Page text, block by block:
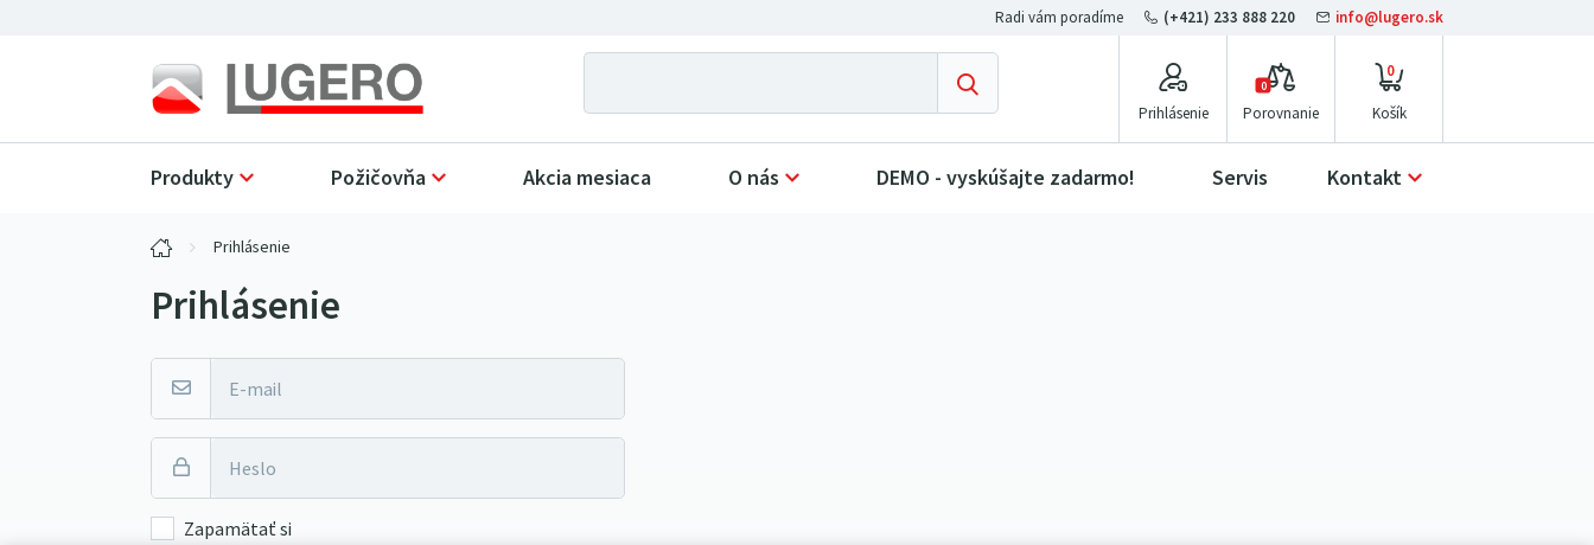
Prihlásenie Porovnanie
0
0
Kontakt
Produkty Požičovňa Akcia mesiaca O nás DEMO - vyskúšajte zadarmo! Servis
(+421) 233 888 220 info@lugero.sk
Prihlásenie
Prihlásenie
Zapamätať si